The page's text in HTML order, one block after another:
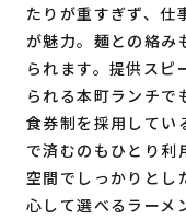
たりが重すぎず、仕
が魅力。麺との絡み
られます。提供スピ
られる本町ランチで
食券制を採用してい
で済むのもひとり利
空間でしっかりとし
心して選べるラーメ